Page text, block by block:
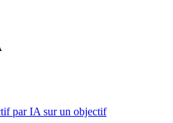
par IA sur un objectif